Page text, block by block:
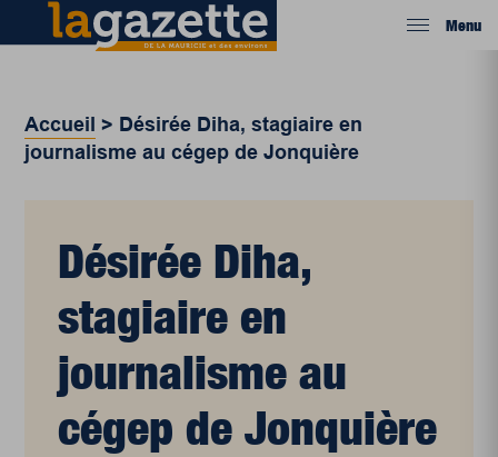
Menu
Accueil > Désirée Diha, stagiaire en
journalisme au cégep de Jonquière
Désirée Diha,
stagiaire en
journalisme au
cégep de Jonquière